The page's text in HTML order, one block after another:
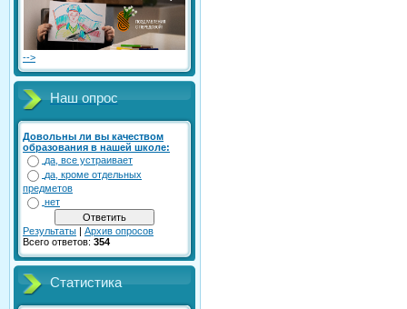
-->
Наш опрос
Довольны ли вы качеством
образования в нашей школе:
да, все устраивает
да, кроме отдельных
предметов
нет
Результаты | Архив опросов
Всего ответов: 354
Статистика